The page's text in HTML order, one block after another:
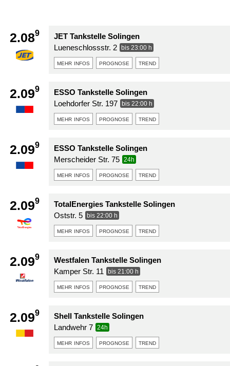
2.089
JET Tankstelle Solingen
Lueneschlossstr. 2
bis 23:00 h
mehr infos prognose trend
2.099
ESSO Tankstelle Solingen
Loehdorfer Str. 197
bis 22:00 h
mehr infos prognose trend
2.099
ESSO Tankstelle Solingen
Merscheider Str. 75
24h
mehr infos prognose trend
2.099
TotalEnergies Tankstelle Solingen
Oststr. 5
bis 22:00 h
mehr infos prognose trend
2.099
Westfalen Tankstelle Solingen
Kamper Str. 11
bis 21:00 h
mehr infos prognose trend
2.099
Shell Tankstelle Solingen
Landwehr 7
24h
mehr infos prognose trend